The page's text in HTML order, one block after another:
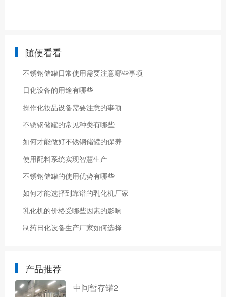
随便看看
不锈钢储罐日常使用需要注意哪些事项
日化设备的用途有哪些
操作化妆品设备需要注意的事项
不锈钢储罐的常见种类有哪些
如何才能做好不锈钢储罐的保养
使用配料系统实现智慧生产
不锈钢储罐的使用优势有哪些
如何才能选择到靠谱的乳化机厂家
乳化机的价格受哪些因素的影响
制药日化设备生产厂家如何选择
产品推荐
中间暂存罐2